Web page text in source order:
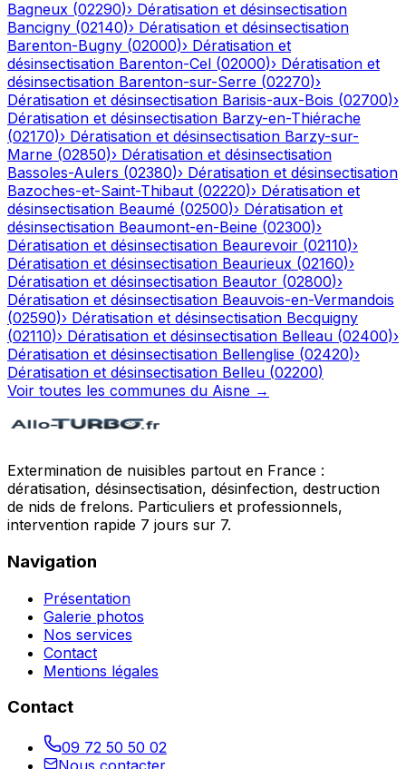
Bagneux (02290)› Dératisation et désinsectisation
Bancigny (02140)› Dératisation et désinsectisation
Barenton-Bugny (02000)› Dératisation et
désinsectisation Barenton-Cel (02000)› Dératisation et
désinsectisation Barenton-sur-Serre (02270)›
Dératisation et désinsectisation Barisis-aux-Bois (02700)›
Dératisation et désinsectisation Barzy-en-Thiérache
(02170)› Dératisation et désinsectisation Barzy-sur-
Marne (02850)› Dératisation et désinsectisation
Bassoles-Aulers (02380)› Dératisation et désinsectisation
Bazoches-et-Saint-Thibaut (02220)› Dératisation et
désinsectisation Beaumé (02500)› Dératisation et
désinsectisation Beaumont-en-Beine (02300)›
Dératisation et désinsectisation Beaurevoir (02110)›
Dératisation et désinsectisation Beaurieux (02160)›
Dératisation et désinsectisation Beautor (02800)›
Dératisation et désinsectisation Beauvois-en-Vermandois
(02590)› Dératisation et désinsectisation Becquigny
(02110)› Dératisation et désinsectisation Belleau (02400)›
Dératisation et désinsectisation Bellenglise (02420)›
Dératisation et désinsectisation Belleu (02200)
Voir toutes les communes du Aisne →
Extermination de nuisibles partout en France :
dératisation, désinsectisation, désinfection, destruction
de nids de frelons. Particuliers et professionnels,
intervention rapide 7 jours sur 7.
Navigation
Présentation
Galerie photos
Nos services
Contact
Mentions légales
Contact
09 72 50 50 02
Nous contacter